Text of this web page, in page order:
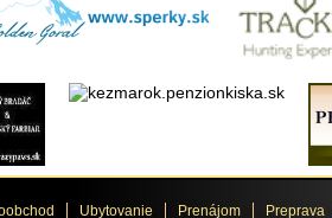
Ubytovanie Prenájom Preprava